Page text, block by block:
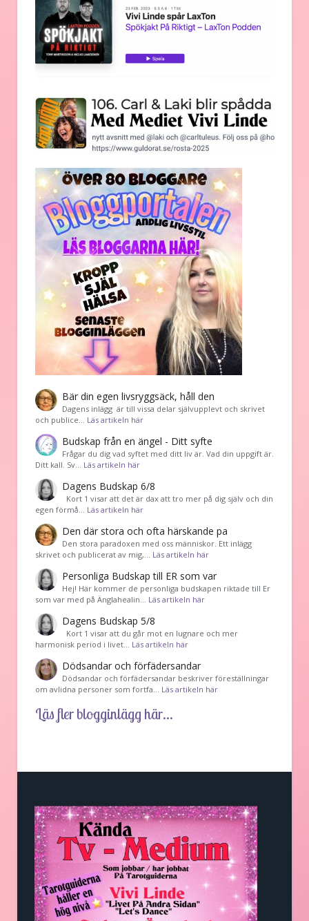
Bär din egen livsryggsäck, håll den
Dagens inlägg är till vissa delar självupplevt och skrivet
och publice… Läs artikeln här
Budskap från en ängel - Ditt syfte
Frågar du dig vad syftet med ditt liv är. Vad din uppgift är.
Ditt kall. Sv… Läs artikeln här
Dagens Budskap 6/8
Kort 1 visar att det är dax att tro mer på dig själv och din
egen förmå… Läs artikeln här
Den där stora och ofta härskande pa
Den stora paradoxen med oss människor. Ett inlägg
skrivet och publicerat av mig,… Läs artikeln här
Personliga Budskap till ER som var
Hej! Här kommer de personliga budskapen riktade till Er
som var med på Änglahealin… Läs artikeln här
Dagens Budskap 5/8
Kort 1 visar att du går mot en lugnare och mer
harmonisk period i livet… Läs artikeln här
Dödsandar och förfädersandar
Dödsandar och förfädersandar beskriver föreställningar
om avlidna personer som fortfa… Läs artikeln här
Läs fler blogginlägg här...